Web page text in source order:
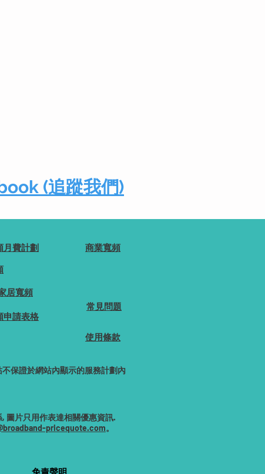
(追蹤我們)
商業寬頻
常見問題
使用條款
保證於網站內顯示的服務計劃內
圖片只用作表達相關優惠資訊.
pricequote.com。
免責聲明
月費計劃
居寬頻
申請表格